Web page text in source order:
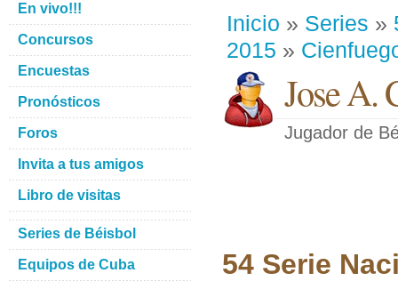
Inicio » Series »
2015 »
Jose A.
Jugador de
54 Serie
En vivo!!!
Concursos
Encuestas
Pronósticos
Foros
Invita a tus amigos
Libro de visitas
Series de Béisbol
Equipos de Cuba